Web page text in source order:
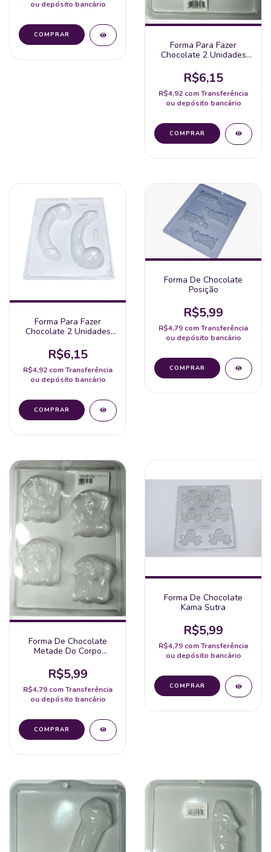
ou depósito bancário
Forma Para Fazer
Chocolate 2 Unidades
R$6,15
R$4,92 comTransferência
ou depósito bancário
Forma Para Fazer
Chocolate 2 Unidades
R$6,15
R$4,92 comTransferência
ou depósito bancário
Forma De Chocolate
Posição
R$5,99
R$4,79 comTransferência
ou depósito bancário
Forma De Chocolate
Metade Do Corpo
R$5,99
R$4,79 comTransferência
ou depósito bancário
Forma De Chocolate
Kama Sutra
R$5,99
R$4,79 comTransferência
ou depósito bancário